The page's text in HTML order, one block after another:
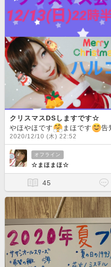
クリスマスDSしますです☆
やほやほです
まほです 告
2020/12/10 (木) 22:52
オフライン
☆まほまほ☆
45